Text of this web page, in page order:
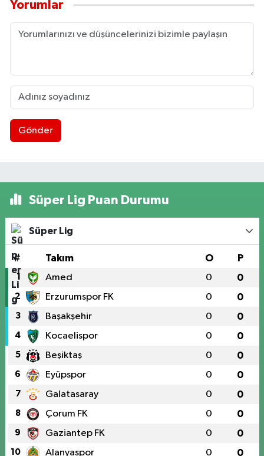
Yorumlar
Gönder
Süper Lig Puan Durumu
Süper Lig
# Takım O P
1 Amed 0 0
2 Erzurumspor FK 0 0
3 Başakşehir 0 0
4 Kocaelispor 0 0
5 Beşiktaş 0 0
6 Eyüpspor 0 0
7 Galatasaray 0 0
8 Çorum FK 0 0
9 Gaziantep FK 0 0
10 Alanyaspor 0 0